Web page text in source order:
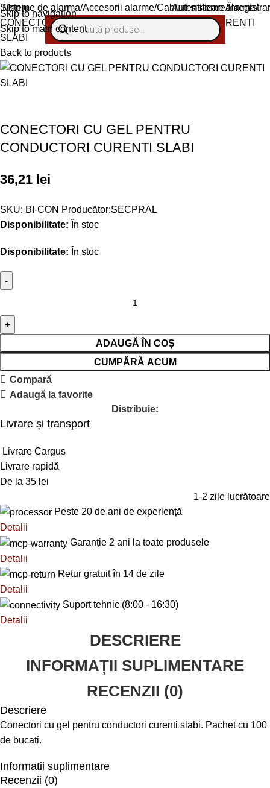
Skip to navigation
Skip to main content
Meniu Autentificare/
Sisteme de alarma Accesorii alarme Cabluri sisteme alarma
CONECTORI CU GEL PENTRU CONDUCTORI CURENTI
SLABI
Back to products
CONECTORI CU GEL PENTRU
CONDUCTORI CURENTI SLABI
36,21 lei
SKU: BI-CON Producător:SECPRAL
Disponibilitate: În stoc
Disponibilitate: În stoc
ADAUGĂ ÎN COȘ
CUMPĂRĂ ACUM
Compară
Adaugă la favorite
Distribuie:
Livrare și transport
Livrare Cargus
Livrare rapidă
De la 35 lei
1-2 zile lucrătoare
Peste 20 de ani de experiență
Detalii
Garanție 2 ani la toate produsele
Detalii
Retur gratuit în 14 de zile
Detalii
Suport tehnic (8:00 - 16:30)
Detalii
DESCRIERE
INFORMAȚII SUPLIMENTARE
RECENZII (0)
Descriere
Conectori cu gel pentru conductori curenti slabi. Pachet cu 100
de bucati.
Informații suplimentare
Recenzii (0)